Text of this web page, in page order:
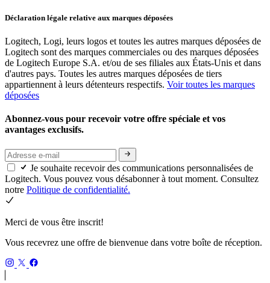
Déclaration légale relative aux marques déposées
Logitech, Logi, leurs logos et toutes les autres marques déposées de
Logitech sont des marques commerciales ou des marques déposées
de Logitech Europe S.A. et/ou de ses filiales aux États-Unis et dans
d'autres pays. Toutes les autres marques déposées de tiers
appartiennent à leurs détenteurs respectifs. Voir toutes les marques
déposées
Abonnez-vous pour recevoir votre offre spéciale et vos
avantages exclusifs.
Je souhaite recevoir des communications personnalisées de
Logitech. Vous pouvez vous désabonner à tout moment. Consultez
notre Politique de confidentialité.
Merci de vous être inscrit!
Vous recevrez une offre de bienvenue dans votre boîte de réception.